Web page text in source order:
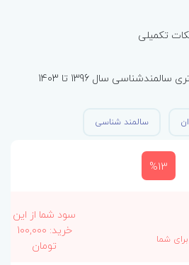
تکمیلی
سال 1396 تا 1403
سالمند شناسی
%13
شما
سود شما از این
خرید: 100,000
تومان